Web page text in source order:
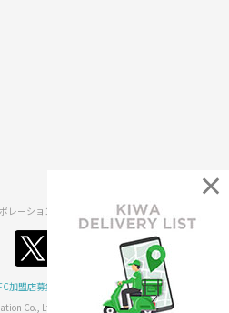
レーション公式SNS
加盟店募集
Co., Ltd all rights reserved.
×